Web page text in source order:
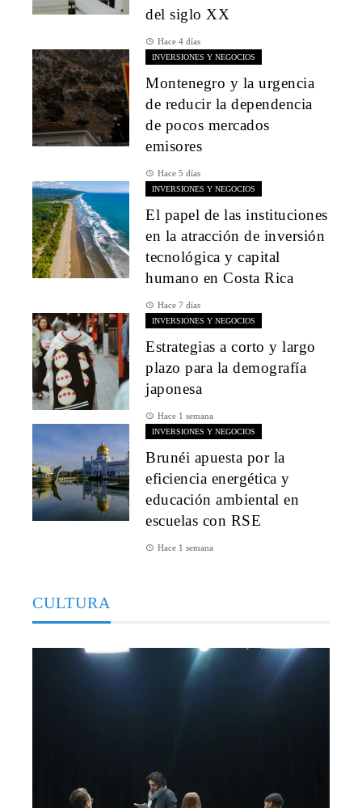
del siglo XX
Hace 4 días
INVERSIONES Y NEGOCIOS
Montenegro y la urgencia
de reducir la dependencia
de pocos mercados
emisores
Hace 5 días
INVERSIONES Y NEGOCIOS
El papel de las instituciones
en la atracción de inversión
tecnológica y capital
humano en Costa Rica
Hace 7 días
INVERSIONES Y NEGOCIOS
Estrategias a corto y largo
plazo para la demografía
japonesa
Hace 1 semana
INVERSIONES Y NEGOCIOS
Brunéi apuesta por la
eficiencia energética y
educación ambiental en
escuelas con RSE
Hace 1 semana
CULTURA